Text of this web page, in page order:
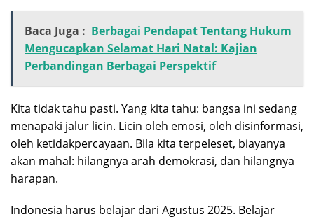
Baca Juga : Berbagai Pendapat Tentang Hukum
Mengucapkan Selamat Hari Natal: Kajian
Perbandingan Berbagai Perspektif
Kita tidak tahu pasti. Yang kita tahu: bangsa ini sedang
menapaki jalur licin. Licin oleh emosi, oleh disinformasi,
oleh ketidakpercayaan. Bila kita terpeleset, biayanya
akan mahal: hilangnya arah demokrasi, dan hilangnya
harapan.
Indonesia harus belajar dari Agustus 2025. Belajar